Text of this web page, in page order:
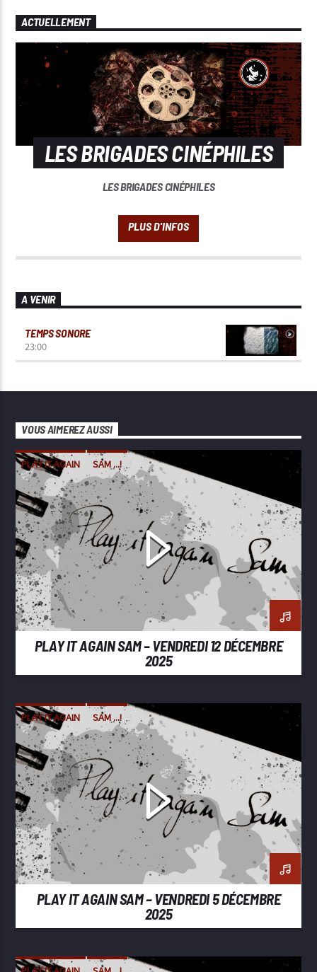
ACTUELLEMENT
LES BRIGADES CINÉPHILES
LES BRIGADES CINÉPHILES
A VENIR
TEMPS SONORE
23:00
VOUS AIMEREZ AUSSI
PLAY IT AGAIN SAM ...!
PLAY IT AGAIN SAM – VENDREDI 12 DÉCEMBRE
2025
PLAY IT AGAIN SAM ...!
PLAY IT AGAIN SAM – VENDREDI 5 DÉCEMBRE
2025